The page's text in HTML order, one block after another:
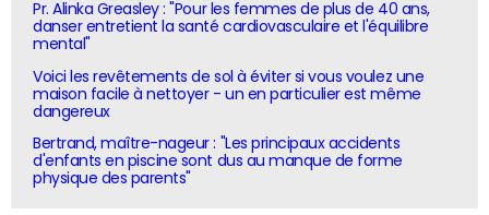
Pr. Alinka Greasley : "Pour les femmes de plus de 40 ans,
danser entretient la santé cardiovasculaire et l'équilibre
mental"
Voici les revêtements de sol à éviter si vous voulez une
maison facile à nettoyer - un en particulier est même
dangereux
Bertrand, maître-nageur : "Les principaux accidents
d'enfants en piscine sont dus au manque de forme
physique des parents"